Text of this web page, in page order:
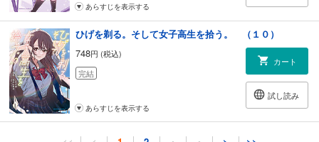
あらすじを表示する
ひげを剃る。そして女子高生を拾う。 （１０）
748円 (税込)
完結
カート
試し読み
あらすじを表示する
ひげを剃る。そして女子高生を拾う。 （１１）